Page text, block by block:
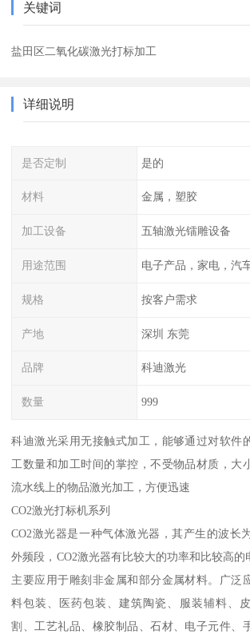
关键词
盐田区二氧化碳激光打标加工
详细说明
是否定制 是的
材料 金属，塑胶
加工设备 五轴激光镭雕设备
用途范围 电子产品，家电，汽
规格 按客户需求
产地 深圳 东莞
品牌 科迪激光
数量 999
科迪激光采用无接触式加工，能够通过对软件
工数量和加工时间的掌控，不受物品材质，大
流水线上的物品激光加工，方便迅速
CO2激光打标机系列
CO2激光器是一种气体激光器，其产生的波长
外频段，CO2激光器有比较大的功率和比较高
主要应用于雕刻非金属和部分金属材料。广泛
料包装、医药包装、建筑陶瓷、服装辅料、
割、工艺礼品、橡胶制品、石材、电子元件、